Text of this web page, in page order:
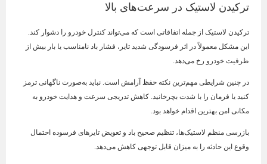
ترکیدن لاستیک در سرعت‌های بالا
ترکیدن لاستیک از جمله اتفاقاتی است که می‌تواند کنترل خودرو را دشوار کند.
این مشکل معمولاً در اثر فرسودگی شدید تایر، فشار باد نامناسب یا بار بیش از
ظرفیت خودرو رخ می‌دهد.
در چنین شرایطی مهم‌ترین نکته حفظ آرامش است. نباید به‌صورت ناگهانی ترمز
کنید یا فرمان را با شدت بچرخانید. کاهش تدریجی سرعت و هدایت خودرو به
مکانی امن بهترین اقدام خواهد بود.
بازرسی منظم لاستیک‌ها، تنظیم صحیح باد و تعویض تایرهای فرسوده احتمال
وقوع این حادثه را به میزان قابل توجهی کاهش می‌دهد.